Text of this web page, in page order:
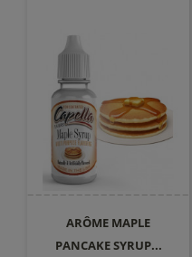
ARÔME MAPLE
PANCAKE SYRUP...